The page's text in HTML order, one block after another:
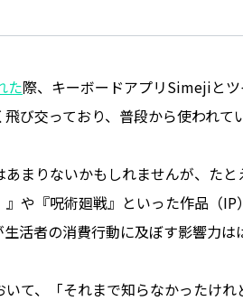
た際、キーボードアプリSimejiと
び交っており、普段から使われて
まりないかもしれませんが、た
や『呪術廻戦』といった作品（
活者の消費行動に及ぼす影響力は
て、「それまで知らなかったけ